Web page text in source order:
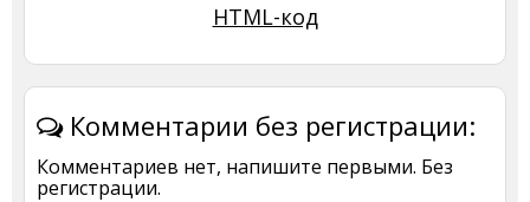
HTML-код
Комментарии без регистрации:
Комментариев нет, напишите первыми. Без
регистрации.